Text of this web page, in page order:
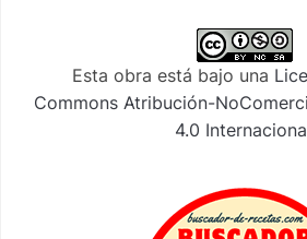
Esta obra está bajo una
Commons Atribución-
4.0